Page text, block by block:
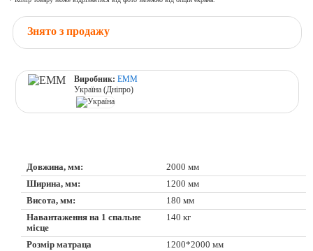
Знято з продажу
Виробник:ЕММ
Україна (Дніпро)
Довжина, мм:
2000 мм
Ширина, мм:
1200 мм
Висота, мм:
180 мм
Навантаження на 1 спальне
місце
140 кг
Розмір матраца
1200*2000 мм